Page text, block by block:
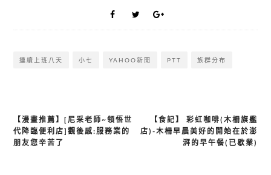
連續上班八天 小七 YAHOO新聞 PTT 族群分布
文
章
【漫畫推薦】[尼采老師~領悟世
代降臨便利店]觀後感:服務業的
朋友您辛苦了
【食記】 彩虹咖啡(木柵旗艦
店)-木柵早晨美好的開始在於澎
湃的早午餐(已歇業)